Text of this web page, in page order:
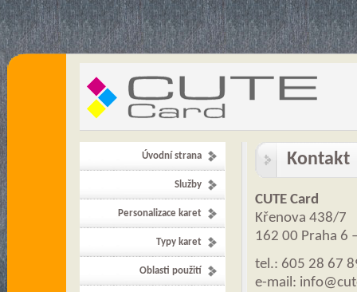
Úvodní strana
Služby
Personalizace karet
Typy karet
Oblasti použití
Kontakt
CUTE Card
Křenova 438/7
162 00 Praha 6
tel.: 605 28 67
e-mail: